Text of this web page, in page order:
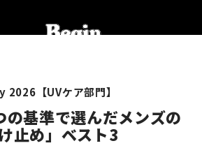
【UVケア部門】
の基準で選んだメンズの
止め」ベスト3